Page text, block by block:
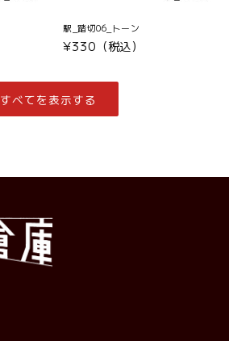
駅_踏切06_トーン
通
価
格
¥330（税込）
すべてを表示する